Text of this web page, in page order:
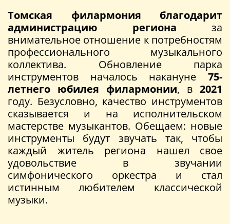
Томская филармония благодарит
администрацию региона за
внимательное отношение к потребностям
профессионального музыкального
коллектива. Обновление парка
инструментов началось накануне 75-
летнего юбилея филармонии, в 2021
году. Безусловно, качество инструментов
сказывается и на исполнительском
мастерстве музыкантов. Обещаем: новые
инструменты будут звучать так, чтобы
каждый житель региона нашел свое
удовольствие в звучании
симфонического оркестра и стал
истинным любителем классической
музыки.